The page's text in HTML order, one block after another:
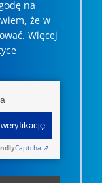
na
że w
­­Więcej
Captcha ⇗